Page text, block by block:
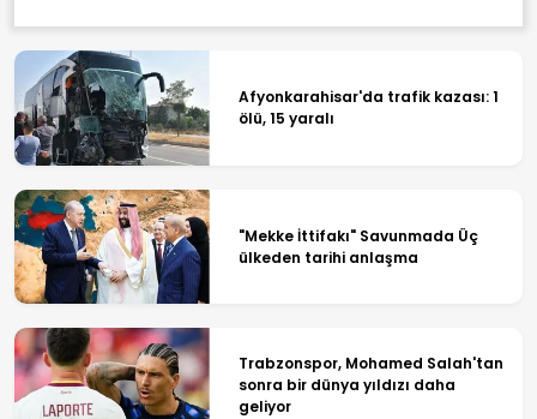
Afyonkarahisar'da trafik kazası: 1
ölü, 15 yaralı
"Mekke İttifakı" Savunmada Üç
ülkeden tarihi anlaşma
Trabzonspor, Mohamed Salah'tan
sonra bir dünya yıldızı daha
geliyor